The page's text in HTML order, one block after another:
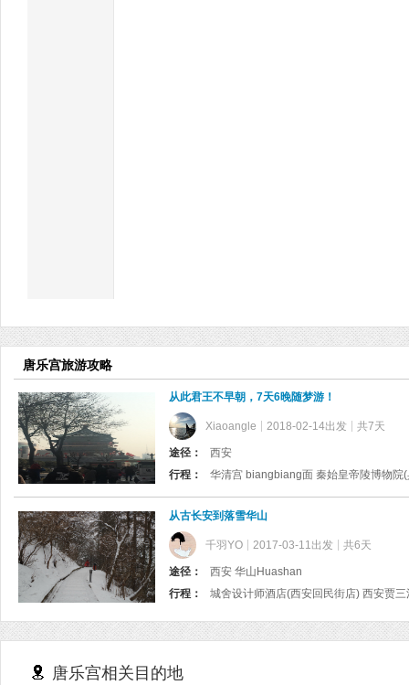
唐乐宫旅游攻略
从此君王不早朝，7天6晚随梦游！
Xiaoangle 2018-02-14出发 共7天
途径：
西安
行程：
从古长安到落雪华山
千羽YO 2017-03-11出发 共6天
途径：
西安 华山Huashan
行程：
唐乐宫相关目的地